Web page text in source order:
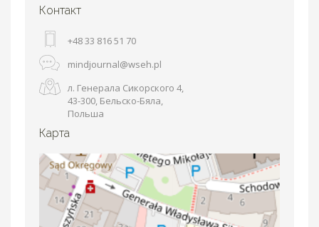
Контакт
+48 33 816 51 70
mindjournal@wseh.pl
л. Генерала Сикорского 4,
43-300, Бельско-Бяла,
Польша
Карта